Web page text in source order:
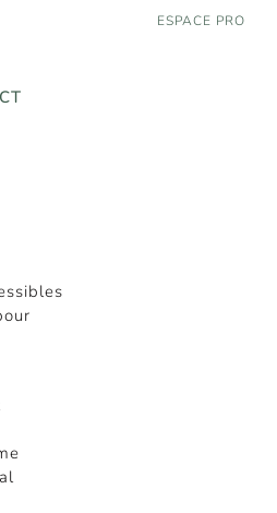
ESPACE PRO